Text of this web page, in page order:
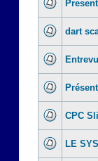
dart
CPC
LE